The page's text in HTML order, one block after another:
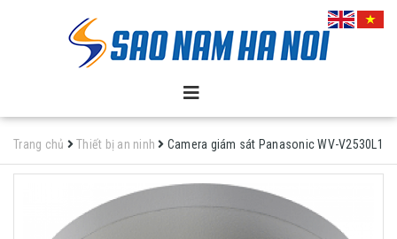
Trang chủ Thiết bị an ninh Camera giám sát Panasonic WV-V2530L1